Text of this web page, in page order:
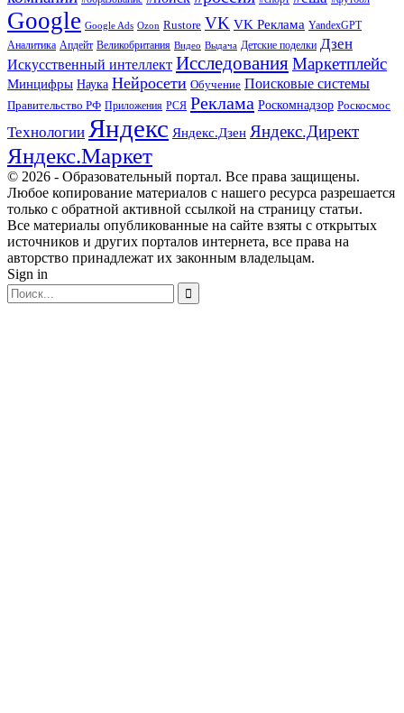
Google Google Ads Ozon Rustore VK VK Реклама YandexGPT
Аналитика Апдейт Великобритания Видео Выдача Детские поделки Дзен
Искусственный интеллект ИсследованияМаркетплейс
Минцифры Наука Нейросети Обучение Поисковые системы
Правительство РФ Приложения РСЯ Реклама Роскомнадзор Роскосмос
Технологии Яндекс Яндекс.Дзен Яндекс.Директ
Яндекс.Маркет
© 2026 - Образовательный портал. Все права защищены.
Любое копирование материалов с нашего ресурса разрешается
только с обратной активной ссылкой на страницу статьи.
Все материалы опубликованные на сайте взяты с открытых
источников и других порталов интернета, все права на
авторство принадлежат их законным владельцам.
Sign in